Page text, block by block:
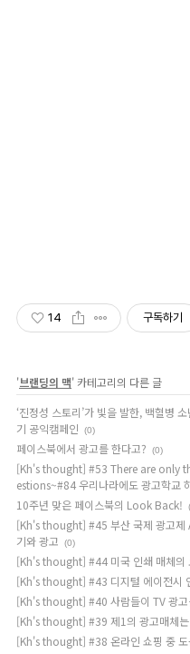
14 구독하기
'브랜딩의 맥' 카테고리의 다른 글
‘진정성 스토리’가 빛을 발한, 백혈병
기 공익캠페인
(0)
페이스북에서 광고를 한다고? (0)
[Kh's thought] #53 There are only
estions~#84 우리나라에도 광고학교
10주년 맞은 페이스북의 Look Back!
[Kh's thought] #45 부산 국제 광고제
기와 광고
(0)
[Kh's thought] #44 미국 인쇄 매체의
[Kh's thought] #43 디지털 에이전시
[Kh's thought] #40 사람들이 TV 광고
[Kh's thought] #39 제1의 광고매체는
[Kh's thought] #38 온라인 쇼핑 중 도